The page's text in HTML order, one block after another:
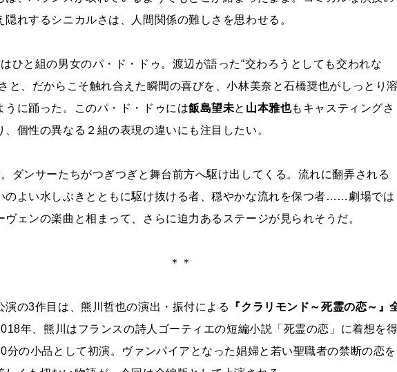
隠れするシニカルさは、人間関係の難しさを思わせる。
ひと組の男女のパ・ド・ドゥ。渡辺が語った“交わろうとしても交われな
と、だからこそ触れ合えた瞬間の喜びを、小林美奈と石橋奨也がしっとり溶
うに踊った。このパ・ド・ドゥには飯島望未と 山本雅也もキャスティングさ
、個性の異なる２組の表現の違いにも注目したい。
ダンサーたちがつぎつぎと舞台前方へ駆け出してくる。流れに翻弄される
のよい水しぶきとともに駆け抜ける者、穏やかな流れを保つ者……劇場では
ヴェンの楽曲と相まって、さらに迫力あるステージが見られそうだ。
＊＊
演の3作目は、熊川哲也の演出・振付による
『クラリモンド～死霊の恋～』
年、熊川はフランスの詩人ゴーティエの短編小説「死霊の恋」に着想を得
分の小品として初演。ヴァンパイアとなった娼婦と若い聖職者の禁断の恋を